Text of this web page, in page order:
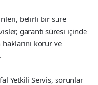
belirli bir süre
garanti süresi içinde
haklarını korur ve
Yetkili Servis, sorunları